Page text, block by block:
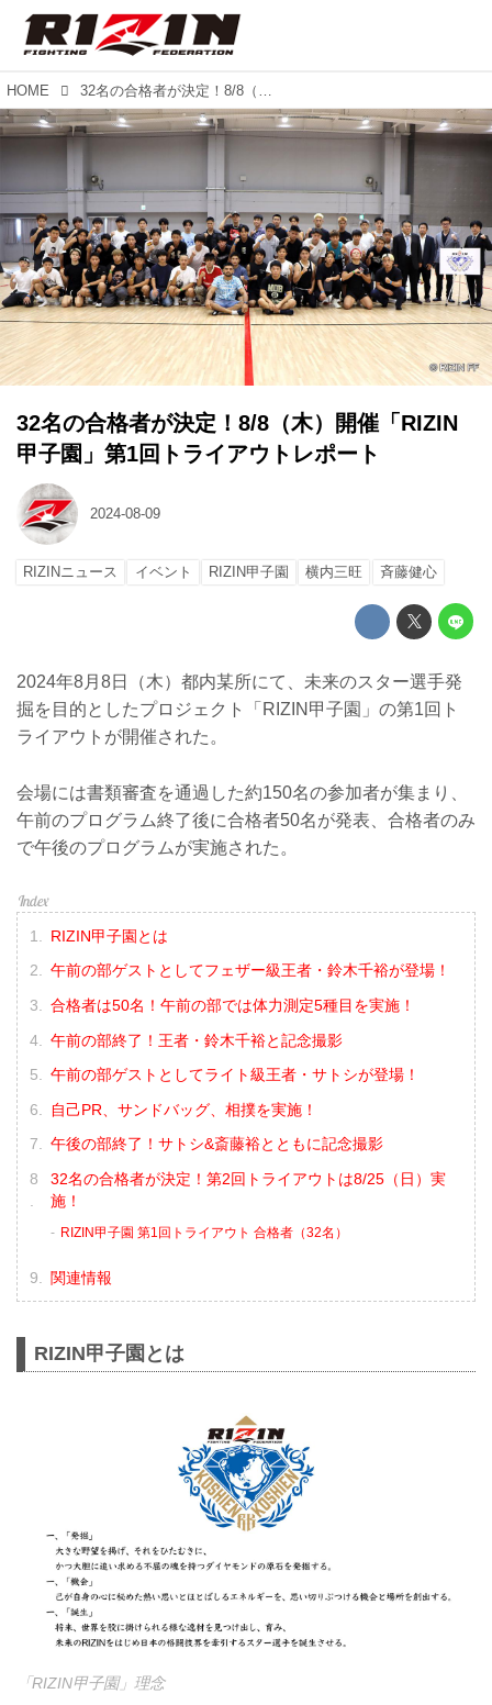
HOME 32名の合格者が決定！8/8（木）開催「RIZIN甲子園」第1回トライアウトレポート
32名の合格者が決定！8/8（木）開催「RIZIN
甲子園」第1回トライアウトレポート
2024-08-09
RIZINニュース イベント RIZIN甲子園 横内三旺 ⻫藤健心
2024年8月8日（木）都内某所にて、未来のスター選手発
掘を目的としたプロジェクト「RIZIN甲子園」の第1回ト
ライアウトが開催された。
会場には書類審査を通過した約150名の参加者が集まり、
午前のプログラム終了後に合格者50名が発表、合格者のみ
で午後のプログラムが実施された。
RIZIN甲子園とは
午前の部ゲストとしてフェザー級王者・鈴木千裕が登場！
合格者は50名！午前の部では体力測定5種目を実施！
午前の部終了！王者・鈴木千裕と記念撮影
午前の部ゲストとしてライト級王者・サトシが登場！
自己PR、サンドバッグ、相撲を実施！
午後の部終了！サトシ&斎藤裕とともに記念撮影
32名の合格者が決定！第2回トライアウトは8/25（日）実
施！
RIZIN甲子園 第1回トライアウト 合格者（32名）
関連情報
RIZIN甲子園とは
「RIZIN甲子園」理念